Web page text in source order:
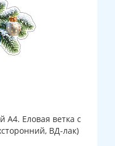
Еловая ветка с
ВД-лак)